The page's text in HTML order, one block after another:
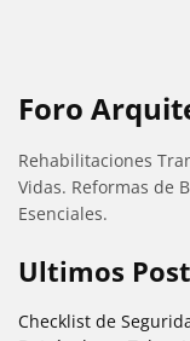
Foro
Rehabilitaciones
Vidas. Reformas de
Esenciales.
Ultimos
Checklist de